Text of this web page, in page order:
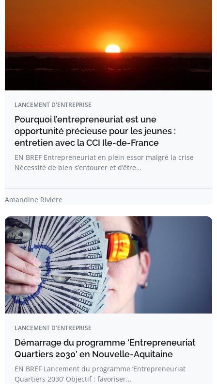
LANCEMENT D'ENTREPRISE
Pourquoi l’entrepreneuriat est une
opportunité précieuse pour les jeunes :
entretien avec la CCI Ile-de-France
EN BREF Entrepreneuriat en plein essor malgré la crise
Nécessité de bien s’entourer et d’être…
Amandine Riviere
LANCEMENT D'ENTREPRISE
Démarrage du programme ‘Entrepreneuriat
Quartiers 2030’ en Nouvelle-Aquitaine
EN BREF Lancement du programme ‘Entrepreneuriat
Quartiers 2030’ Objectif : favoriser…